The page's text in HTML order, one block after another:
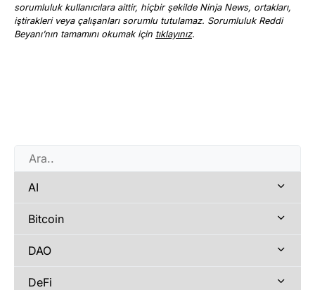
sorumluluk kullanıcılara aittir, hiçbir şekilde Ninja News, ortakları,
iştirakleri veya çalışanları sorumlu tutulamaz. Sorumluluk Reddi
Beyanı’nın tamamını okumak için tıklayınız.
AI
Bitcoin
DAO
DeFi